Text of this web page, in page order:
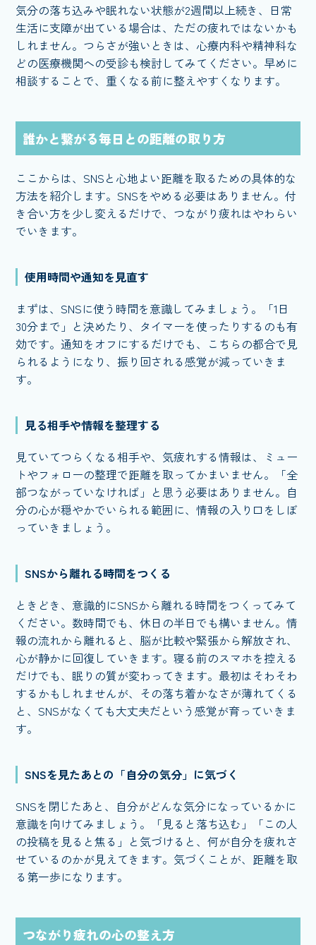
気分の落ち込みや眠れない状態が2週間以上続き、日常
生活に支障が出ている場合は、ただの疲れではないかも
しれません。つらさが強いときは、心療内科や精神科な
どの医療機関への受診も検討してみてください。早めに
相談することで、重くなる前に整えやすくなります。
誰かと繋がる毎日との距離の取り方
ここからは、SNSと心地よい距離を取るための具体的な
方法を紹介します。SNSをやめる必要はありません。付
き合い方を少し変えるだけで、つながり疲れはやわらい
でいきます。
使用時間や通知を見直す
まずは、SNSに使う時間を意識してみましょう。「1日
30分まで」と決めたり、タイマーを使ったりするのも有
効です。通知をオフにするだけでも、こちらの都合で見
られるようになり、振り回される感覚が減っていきま
す。
見る相手や情報を整理する
見ていてつらくなる相手や、気疲れする情報は、ミュー
トやフォローの整理で距離を取ってかまいません。「全
部つながっていなければ」と思う必要はありません。自
分の心が穏やかでいられる範囲に、情報の入り口をしぼ
っていきましょう。
SNSから離れる時間をつくる
ときどき、意識的にSNSから離れる時間をつくってみて
ください。数時間でも、休日の半日でも構いません。情
報の流れから離れると、脳が比較や緊張から解放され、
心が静かに回復していきます。寝る前のスマホを控える
だけでも、眠りの質が変わってきます。最初はそわそわ
するかもしれませんが、その落ち着かなさが薄れてくる
と、SNSがなくても大丈夫だという感覚が育っていきま
す。
SNSを見たあとの「自分の気分」に気づく
SNSを閉じたあと、自分がどんな気分になっているかに
意識を向けてみましょう。「見ると落ち込む」「この人
の投稿を見ると焦る」と気づけると、何が自分を疲れさ
せているのかが見えてきます。気づくことが、距離を取
る第一歩になります。
つながり疲れの心の整え方